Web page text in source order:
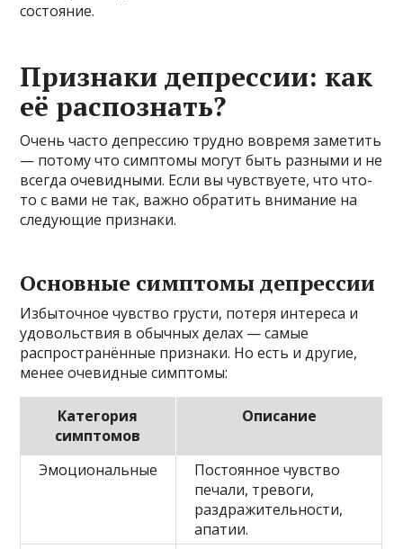
состояние.
Признаки депрессии: как
её распознать?
Очень часто депрессию трудно вовремя заметить
— потому что симптомы могут быть разными и не
всегда очевидными. Если вы чувствуете, что что-
то с вами не так, важно обратить внимание на
следующие признаки.
Основные симптомы депрессии
Избыточное чувство грусти, потеря интереса и
удовольствия в обычных делах — самые
распространённые признаки. Но есть и другие,
менее очевидные симптомы:
Категория
симптомов
Описание
Эмоциональные
Постоянное чувство
печали, тревоги,
раздражительности,
апатии.